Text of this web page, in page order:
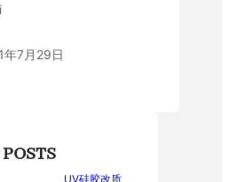
年7月29日
UV硅胶改质